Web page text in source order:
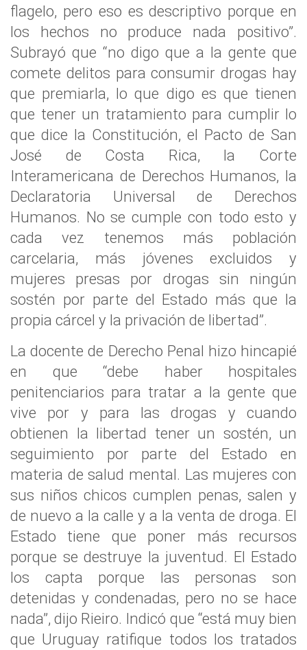
flagelo, pero eso es descriptivo porque en
los hechos no produce nada positivo”.
Subrayó que “no digo que a la gente que
comete delitos para consumir drogas hay
que premiarla, lo que digo es que tienen
que tener un tratamiento para cumplir lo
que dice la Constitución, el Pacto de San
José de Costa Rica, la Corte
Interamericana de Derechos Humanos, la
Declaratoria Universal de Derechos
Humanos. No se cumple con todo esto y
cada vez tenemos más población
carcelaria, más jóvenes excluidos y
mujeres presas por drogas sin ningún
sostén por parte del Estado más que la
propia cárcel y la privación de libertad”.
La docente de Derecho Penal hizo hincapié
en que “debe haber hospitales
penitenciarios para tratar a la gente que
vive por y para las drogas y cuando
obtienen la libertad tener un sostén, un
seguimiento por parte del Estado en
materia de salud mental. Las mujeres con
sus niños chicos cumplen penas, salen y
de nuevo a la calle y a la venta de droga. El
Estado tiene que poner más recursos
porque se destruye la juventud. El Estado
los capta porque las personas son
detenidas y condenadas, pero no se hace
nada”, dijo Rieiro. Indicó que “está muy bien
que Uruguay ratifique todos los tratados